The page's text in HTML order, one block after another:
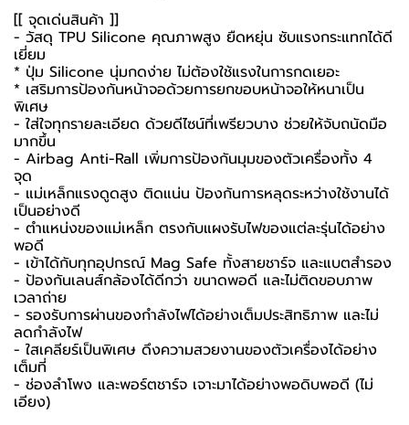
[[ จุดเด่นสินค้า ]]
- วัสดุ TPU Silicone คุณภาพสูง ยืดหยุ่น ซับแรงกระแทกได้ดี
เยี่ยม
* ปุ่ม Silicone นุ่มกดง่าย ไม่ต้องใช้แรงในการกดเยอะ
* เสริมการป้องกันหน้าจอด้วยการยกขอบหน้าจอให้หนาเป็น
พิเศษ
- ใส่ใจทุกรายละเอียด ด้วยดีไซน์ที่เพรียวบาง ช่วยให้จับถนัดมือ
มากขึ้น
- Airbag Anti-Rall เพิ่มการป้องกันมุมของตัวเครื่องทั้ง 4
จุด
- แม่เหล็กแรงดูดสูง ติดแน่น ป้องกันการหลุดระหว่างใช้งานได้
เป็นอย่างดี
- ตำแหน่งของแม่เหล็ก ตรงกับแผงรับไฟของแต่ละรุ่นได้อย่าง
พอดี
- เข้าได้กับทุกอุปกรณ์ Mag Safe ทั้งสายชาร์จ และแบตสำรอง
- ป้องกันเลนส์กล้องได้ดีกว่า ขนาดพอดี และไม่ติดขอบภาพ
เวลาถ่าย
- รองรับการผ่านของกำลังไฟได้อย่างเต็มประสิทธิภาพ และไม่
ลดกำลังไฟ
- ใสเคลียร์เป็นพิเศษ ดึงความสวยงานของตัวเครื่องได้อย่าง
เต็มที่
- ช่องลำโพง และพอร์ตชาร์จ เจาะมาได้อย่างพอดิบพอดี (ไม่
เอียง)